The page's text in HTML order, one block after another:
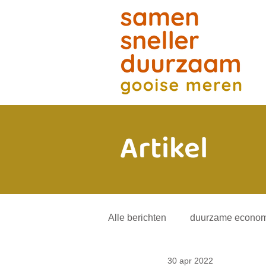
Artikel
Alle berichten duurzame
30 apr 2022